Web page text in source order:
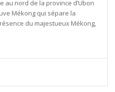
au nord de la province d’Ubon
Mékong qui sépare la
du majestueux Mékong,